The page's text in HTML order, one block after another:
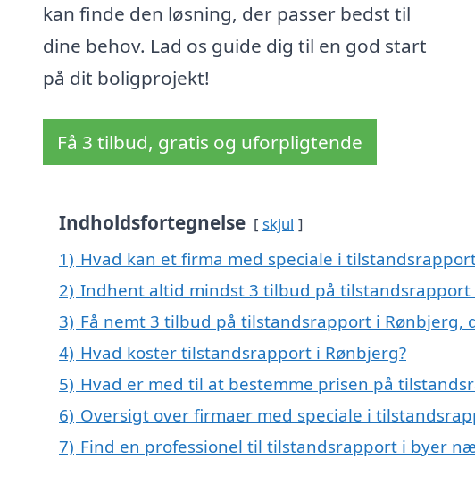
kan finde den løsning, der passer bedst til
dine behov. Lad os guide dig til en god start
på dit boligprojekt!
Få 3 tilbud, gratis og uforpligtende
Indholdsfortegnelse skjul
1) Hvad kan et firma med speciale i
2) Indhent altid mindst 3 tilbud på tilstandsrapport
3) Få nemt 3 tilbud på tilstandsrapport i Rønbjerg,
4) Hvad koster tilstandsrapport i Rønbjerg?
5) Hvad er med til at bestemme prisen på
6) Oversigt over firmaer med speciale i
7) Find en professionel til tilstandsrapport i byer